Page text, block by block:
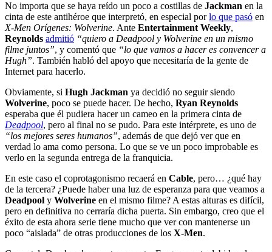
No importa que se haya reído un poco a costillas de Jackman en la
cinta de este antihéroe que interpretó, en especial porlo que pasó en
X-Men Orígenes: Wolverine. Ante Entertainment Weekly,
Reynolds admitió “quiero a Deadpool y Wolverine en un mismo
filme juntos”, y comentó que “lo que vamos a hacer es convencer a
Hugh”. También habló del apoyo que necesitaría de la gente de
Internet para hacerlo.
Obviamente, si Hugh Jackman ya decidió no seguir siendo
Wolverine, poco se puede hacer. De hecho, Ryan Reynolds
esperaba que él pudiera hacer un cameo en la primera cinta de
Deadpool, pero al final no se pudo. Para este intérprete, es uno de
“los mejores seres humanos”, además de que dejó ver que en
verdad lo ama como persona. Lo que se ve un poco improbable es
verlo en la segunda entrega de la franquicia.
En este caso el coprotagonismo recaerá en Cable, pero… ¿qué hay
de la tercera? ¿Puede haber una luz de esperanza para que veamos a
Deadpool y Wolverine en el mismo filme? A estas alturas es difícil,
pero en definitiva no cerraría dicha puerta. Sin embargo, creo que el
éxito de esta ahora serie tiene mucho que ver con mantenerse un
poco “aislada” de otras producciones de los X-Men.